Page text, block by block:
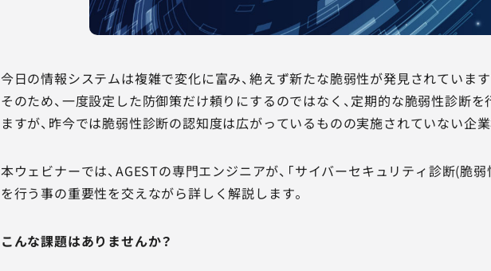
今日の情報システムは複雑で変化に富み、絶えず新たな脆弱性が発見されています
そのため、一度設定した防御策だけ頼りにするのではなく、定期的な脆弱性診断
ますが、昨今では脆弱性診断の認知度は広がっているものの実施されていない企
本ウェビナーでは、AGESTの専門エンジニアが、「サイバーセキュリティ診断(脆
を行う事の重要性を交えながら詳しく解説します。
こんな課題はありませんか？